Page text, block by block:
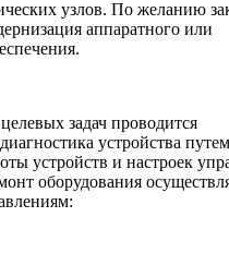
узлов. По желанию
аппаратного или
задач проводится
устройства путем
устройств и настроек
оборудования